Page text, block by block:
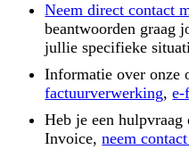
Neem direct contact
beantwoorden graag
jullie specifieke
Informatie over onze
factuurverwerking,e-
Heb je een
Invoice,neem